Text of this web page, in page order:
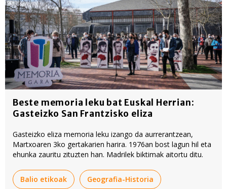
Beste memoria leku bat Euskal Herrian:
Gasteizko San Frantzisko eliza
Gasteizko eliza memoria leku izango da aurrerantzean,
Martxoaren 3ko gertakarien harira. 1976an bost lagun hil eta
ehunka zauritu zituzten han. Madrilek biktimak aitortu ditu.
Balio etikoak Geografia-Historia